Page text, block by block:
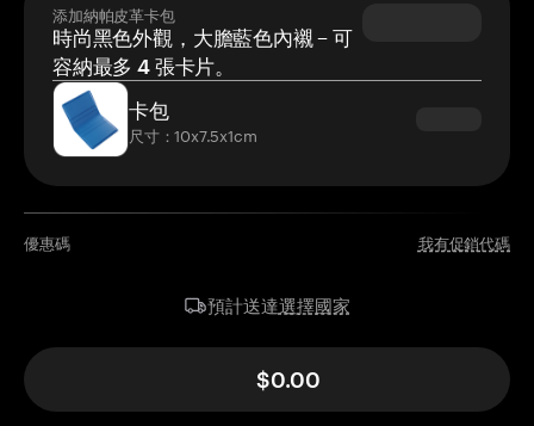
添加納帕皮革卡包
時尚黑色外觀，大膽藍色內襯 – 可
容納最多 4 張卡片。
卡包
尺寸：10x7.5x1cm
優惠碼 我有促銷代碼
預計送達選擇國家
$0.00